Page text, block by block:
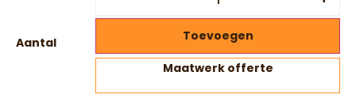
Aantal Toevoegen
Maatwerk offerte